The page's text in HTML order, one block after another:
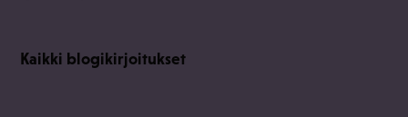
Kaikki blogikirjoitukset